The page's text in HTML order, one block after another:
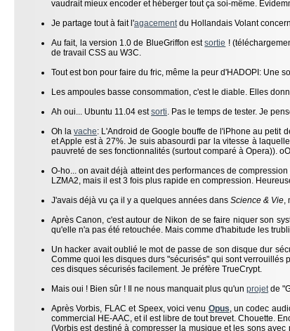
vaudrait mieux encoder et héberger tout ça soi-même.
Je partage tout à fait l'agacementdu Hollandais Volant
Au fait, la version 1.0 de BlueGriffon estsortie !
de travail CSS au W3C.
Tout est bon pour faire du fric, même la peur d'HADOPI: Une
Les ampoules basse consommation, c'est le diable. Elles
Ah oui... Ubuntu 11.04 estsorti. Pas le temps de tester. Je
Oh lavache: L'Android de Google bouffe de l'iPhone au petit
et Apple est à 27%. Je suis abasourdi par la vitesse à
pauvreté de ses fonctionnalités (surtout comparé à Opera)). oO
O-ho... on avait déjà atteint des performances de
LZMA2, mais il est 3 fois plus rapide en compression.
J'avais déjà vu ça il y a quelques années dans Science & Vie,
Après Canon, c'est autour de Nikon de se faire niquer son
qu'elle n'a pas été retouchée. Mais comme d'habitude les
Un hacker avait oublié le mot de passe de son disque dur
Comme quoi les disques durs "sécurisés" qui sont
ces disques sécurisés facilement. Je préfère TrueCrypt.
Mais oui ! Bien sûr ! Il ne nous manquait plus qu'un projetde
Après Vorbis, FLAC et Speex, voici venu Opus, un codec
commercial HE-AAC, et il est libre de tout brevet. Chouette.
(Vorbis est destiné à compresser la musique et les sons